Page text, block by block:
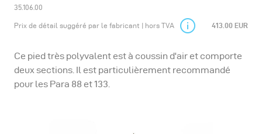
35.106.00
Prix de détail suggéré par le fabricant | hors TVA 413.00 EUR
Ce pied très polyvalent est à coussin d'air et comporte
deux sections. Il est particulièrement recommandé
pour les Para 88 et 133.